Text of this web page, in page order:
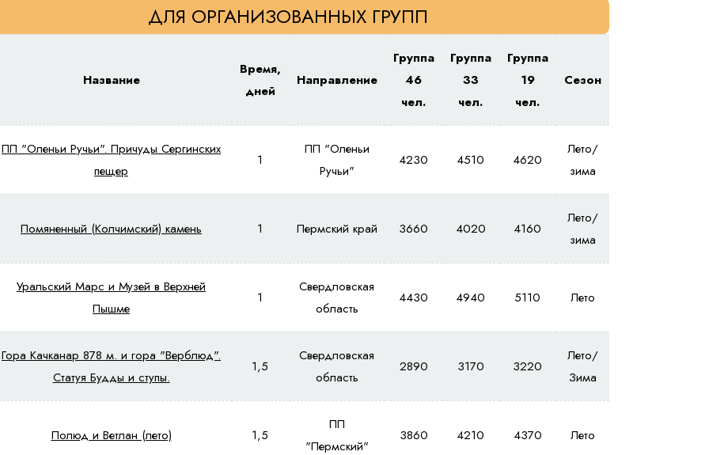
ДЛЯ ОРГАНИЗОВАННЫХ ГРУПП
Название
Время,
дней
Направление
Группа
46
чел.
Группа
33
чел.
Группа
19
чел.
Сезон
ПП "Оленьи Ручьи". Причуды Сергинских
пещер
1
ПП "Оленьи
Ручьи"
4230 4510 4620
Лето/
зима
Помяненный (Колчимский) камень 1 Пермский край 3660 4020 4160
Лето/
зима
Уральский Марс и Музей в Верхней
Пышме
1
Свердловская
область
4430 4940 5110 Лето
Гора Качканар 878 м. и гора "Верблюд".
Статуя Будды и ступы.
1,5
Свердловская
область
2890 3170 3220
Лето/
Зима
Полюд и Ветлан (лето) 1,5
ПП
"Пермский"
3860 4210 4370 Лето